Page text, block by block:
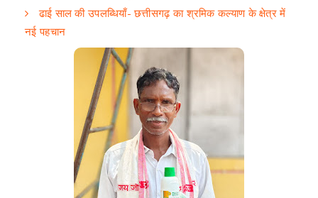
ढाई साल की उपलब्धियाँ- छत्तीसगढ़ का श्रमिक कल्याण के क्षेत्र में
नई पहचान